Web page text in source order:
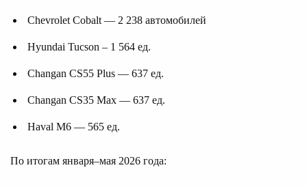
Chevrolet Cobalt — 2 238 автомобилей
Hyundai Tucson – 1 564 ед.
Changan CS55 Plus — 637 ед.
Changan CS35 Max — 637 ед.
Haval M6 — 565 ед.
По итогам января–мая 2026 года: